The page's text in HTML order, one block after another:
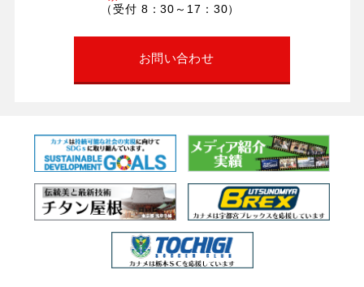
（受付 8：30～17：30）
お問い合わせ